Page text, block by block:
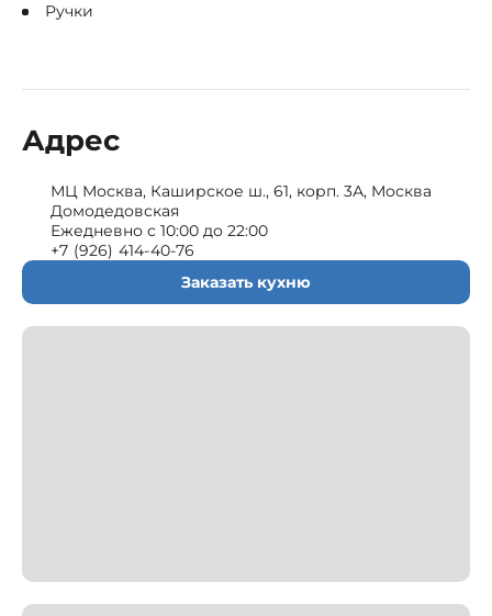
Ручки
Адрес
МЦ Москва, Каширское ш., 61, корп. 3А, Москва
Домодедовская
Ежедневно с 10:00 до 22:00
+7 (926) 414-40-76
Заказать кухню